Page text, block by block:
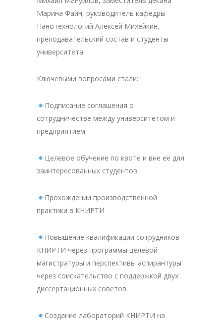
Марина Файн, руководитель кафедры
Нанотехнологий Алексей Михейкин,
преподавательский состав и студенты
университета.
Ключевыми вопросами стали:
Подписание соглашения о
сотрудничестве между университетом и
предприятием.
Целевое обучение по квоте и вне её для
заинтересованных студентов.
Прохождении производственной
практики в КНИРТИ
Повышение квалификации сотрудников
КНИРТИ через программы целевой
магистратуры и перспективы аспирантуры
через соискательство с поддержкой двух
диссертационных советов.
Создание лабораторий КНИРТИ на